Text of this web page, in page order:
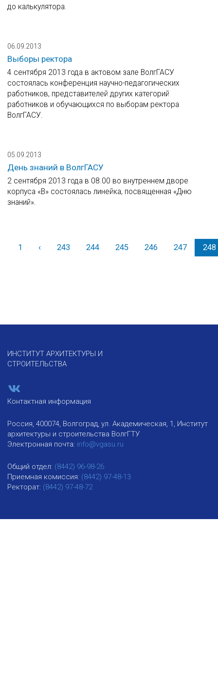
до калькулятора.
06.09.2013
Выборы ректора
4 сентября 2013 года в актовом зале ВолгГАСУ
состоялась конференция научно-педагогических
работников, представителей других категорий
работников и обучающихся по выборам ректора
ВолгГАСУ.
05.09.2013
День знаний в ВолгГАСУ
2 сентября 2013 года в 08.00 во внутреннем дворе
корпуса «В» состоялась линейка, посвященная «Дню
знаний».
1 ‹Назад243 244 245 246 247 248
ИНСТИТУТ АРХИТЕКТУРЫ И
СТРОИТЕЛЬСТВА
Контактная информация
Россия, 400074, Волгоград, ул. Академическая, 1, Институт
архитектуры и строительства ВолгГТУ
Электронная почта: info@vgasu.ru
Общий отдел: (8442) 96-98-26
Приемная комиссия: (8442) 97-48-13
Ректорат: (8442) 97-48-72